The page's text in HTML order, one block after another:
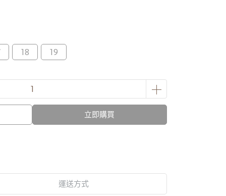
18 19
立即購買
運送方式